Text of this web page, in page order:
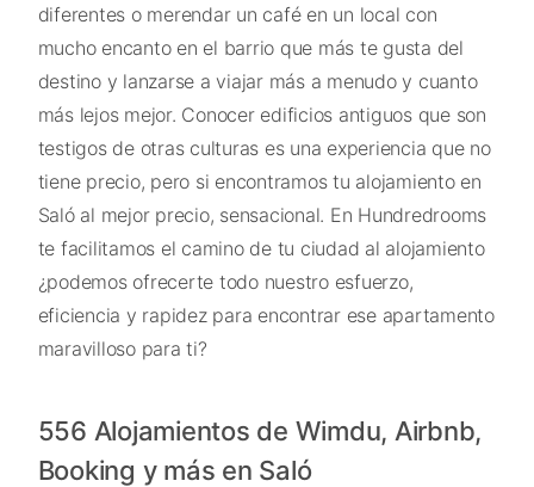
diferentes o merendar un café en un local con
mucho encanto en el barrio que más te gusta del
destino y lanzarse a viajar más a menudo y cuanto
más lejos mejor. Conocer edificios antiguos que son
testigos de otras culturas es una experiencia que no
tiene precio, pero si encontramos tu alojamiento en
Saló al mejor precio, sensacional. En Hundredrooms
te facilitamos el camino de tu ciudad al alojamiento
¿podemos ofrecerte todo nuestro esfuerzo,
eficiencia y rapidez para encontrar ese apartamento
maravilloso para ti?
556 Alojamientos de Wimdu, Airbnb,
Booking y más en Saló